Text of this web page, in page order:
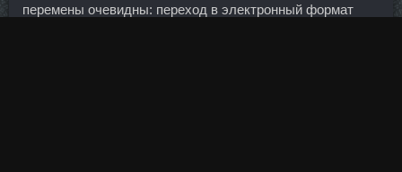
перемены очевидны: переход в электронный формат